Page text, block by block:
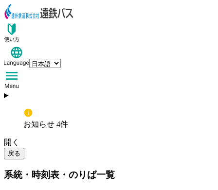
お知らせ 4件
開く
戻る
系統・時刻表・のりば一覧